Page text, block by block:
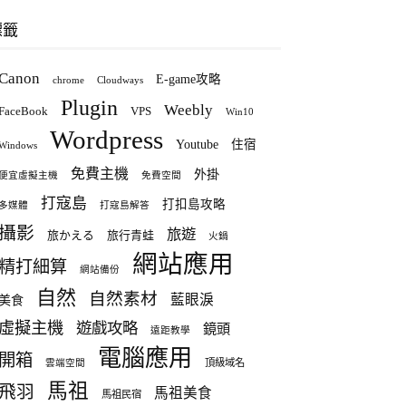
chrome Cloudways E-game攻略
Plugin VPS Weebly Win10
Wordpress Youtube 住宿
宜虛擬主機 免費主機 免費空間 外掛
媒體 打寇島 打寇島解答 打扣島攻略
影 旅かえる 旅行青蛙 旅遊 火鍋
打細算 網站備份 網站應用
食 自然 自然素材 藍眼淚
擬主機 遊戲攻略 遠距教學 鏡頭
箱 雲端空間 電腦應用 頂級域名
羽 馬祖 馬祖民宿 馬祖美食